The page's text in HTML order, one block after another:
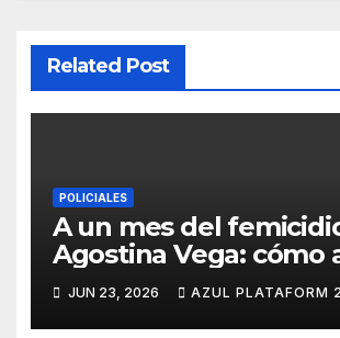
Related Post
POLICIALES
A un mes del
Agostina Vega: cómo
la causa contra
Fassetta y Andreani
JUN 23, 2026 AZUL PLATAFORM